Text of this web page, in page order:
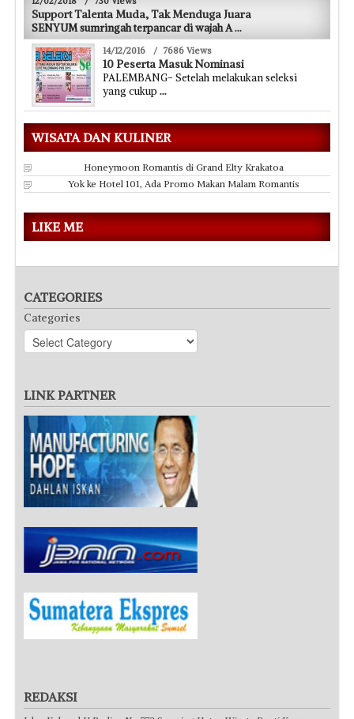
Support Talenta Muda, Tak Menduga Juara
SENYUM sumringah terpancar di wajah A...
14/12/2016 / 7686 Views
10 Peserta Masuk Nominasi
PALEMBANG- Setelah melakukan seleksi
yang cukup ...
WISATA DAN KULINER
Honeymoon Romantis di Grand Elty Krakatoa
Yok ke Hotel 101, Ada Promo Makan Malam Romantis
LIKE ME
CATEGORIES
Categories
LINK PARTNER
REDAKSI